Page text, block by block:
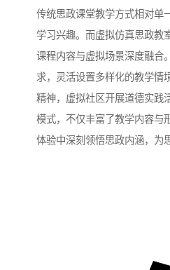
传统思政课堂教学方式相对单
学习兴趣。而虚拟仿真思政教
课程内容与虚拟场景深度融合
求，灵活设置多样化的教学情
精神，虚拟社区开展道德实践
模式，不仅丰富了教学内容与
体验中深刻领悟思政内涵，为